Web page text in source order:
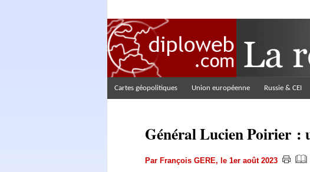
Cartes géopolitiques Union européenne Russie & CEI
Général Lucien Poirier :
Par François GERE, le 1er août 2023